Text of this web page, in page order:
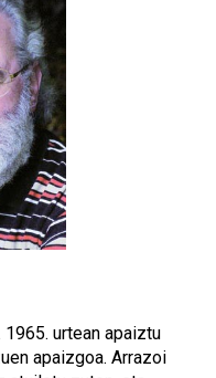
urtean apaiztu
apaizgoa. Arrazoi